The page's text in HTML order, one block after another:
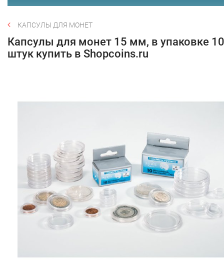
КАПСУЛЫ ДЛЯ МОНЕТ
Капсулы для монет 15 мм, в упаковке 10
штук купить в Shopcoins.ru